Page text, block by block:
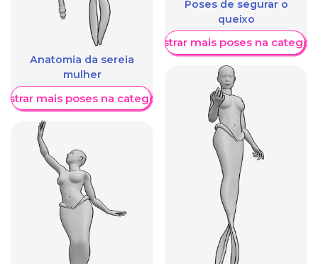
Anatomia da sereia
mulher
mais poses na categoria
Poses de segurar o
queixo
Mostrar mais poses na